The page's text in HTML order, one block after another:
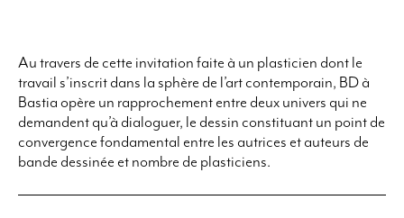
Au travers de cette invitation faite à un plasticien dont le
travail s’inscrit dans la sphère de l’art contemporain, BD à
Bastia opère un rapprochement entre deux univers qui ne
demandent qu’à dialoguer, le dessin constituant un point de
convergence fondamental entre les autrices et auteurs de
bande dessinée et nombre de plasticiens.